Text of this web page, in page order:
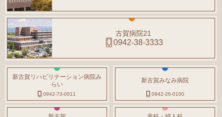
古賀病院21
0942-38-3333
新古賀リハビリテーション病院み
らい
0942-73-0011
新古賀みなみ病院
0942-26-0100